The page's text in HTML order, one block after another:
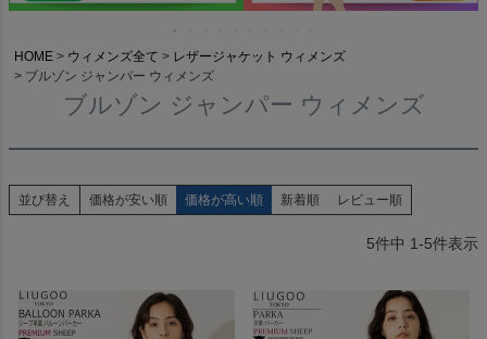
HOME ウィメンズ全て
レザージャケット ウィメンズ
ブルゾン ジャンパー ウィメンズ
ブルゾン ジャンパー ウィメンズ
並び替え 価格が安い順 価格が高い順 新着順 レビュー順
5件中 1-5件表示